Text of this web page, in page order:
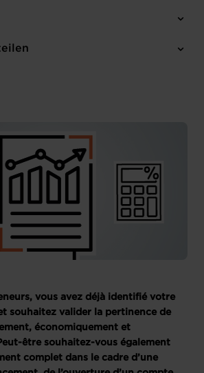
vous avez déjà identifié votre
souhaitez valider la pertinence de
économiquement et
être souhaitez-vous également
complet dans le cadre d’une